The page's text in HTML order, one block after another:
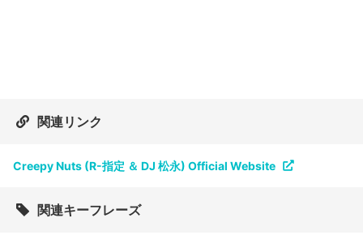
関連リンク
Creepy Nuts (R-指定 ＆ DJ 松永) Official Website
関連キーフレーズ